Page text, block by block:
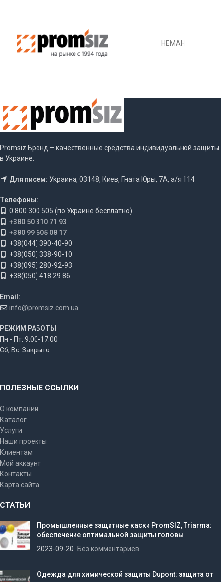
НЕМАН
Promsiz Бренд – качественные средства индивидуальной защиты
в Украине.
Для писем: Украина, 03148, Киев, Гната Юры, 7А, а/я 114
Телефоны:
0 800 300 505 (по Украине бесплатно)
+380 50 310 71 93
+380 99 605 08 17
+38(044) 390-40-90
+38(050) 338-90-10
+38(095) 280-92-93
+38(050) 418 29 86
Email:
info@promsiz.com.ua
РЕЖИМ РАБОТЫ
Пн - Пт: 9:00-17:00
Сб, Вс: Закрыто
ПОЛЕЗНЫЕ ССЫЛКИ
О компании
Каталог
Услуги
Наши проекты
Клиентам
Мой аккаунт
Контакты
Карта сайта
СТАТЬИ
Промышленные защитные каски PromSIZ, Triarma:
обеспечение оптимальной защиты головы
2023-09-20
Без комментариев
Одежда для химической защиты Dupont: защита от